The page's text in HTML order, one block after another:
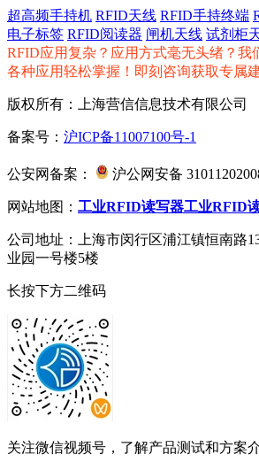
超高频手持机 RFID天线 RFID手持终端
电子标签 RFID阅读器 闸机天线 试剂柜
RFID应用复杂？应用方式毫无头绪？我
各种应用轻松掌握！即刻咨询获取专属建
版权所有：上海营信信息技术有限公司
备案号： 沪ICP备11007100号-1
公安网备案： 沪公网安备
网站地图： 工业RFID读写器工业RFID
公司地址：上海市闵行区浦江镇恒南路
业园一号楼5楼
长按下方二维码
关注微信视频号，了解产品测试和方案